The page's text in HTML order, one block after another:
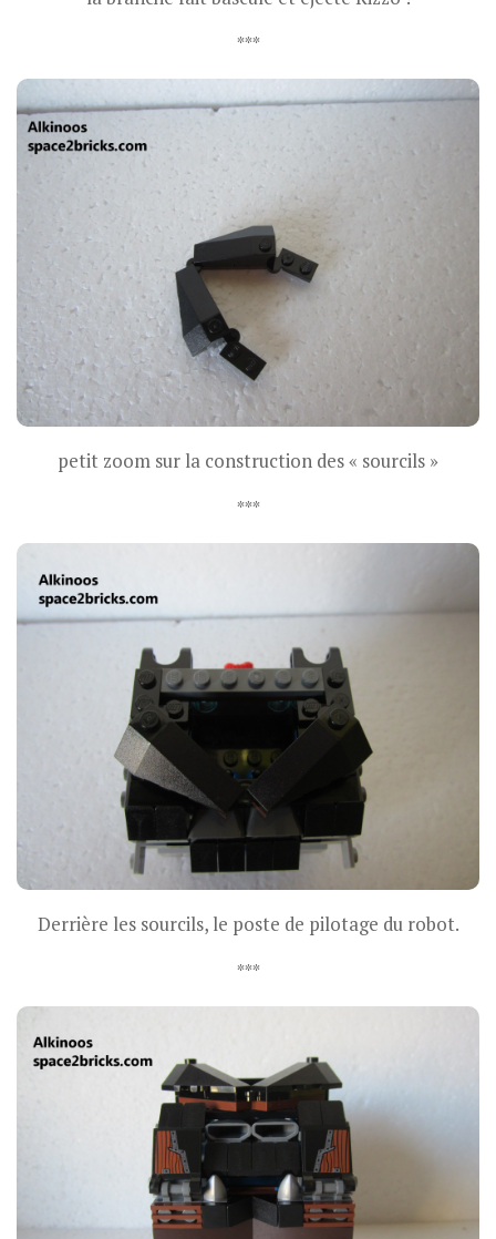
***
petit zoom sur la construction des « sourcils »
***
Derrière les sourcils, le poste de pilotage du robot.
***